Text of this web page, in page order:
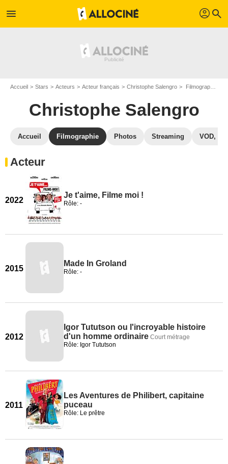
menu profil search
Accueil Stars Acteurs Acteur français Christophe Salengro Filmographie Christophe Salengro
Christophe Salengro
Accueil Filmographie Photos Streaming VOD,
Acteur
2022
Je t'aime, Filme moi !
Rôle: -
2015
Made In Groland
Rôle: -
2012
Igor Tututson ou l'incroyable histoire
d'un homme ordinaire Court métrage
Rôle: Igor Tututson
2011
Les Aventures de Philibert, capitaine
puceau
Rôle: Le prêtre